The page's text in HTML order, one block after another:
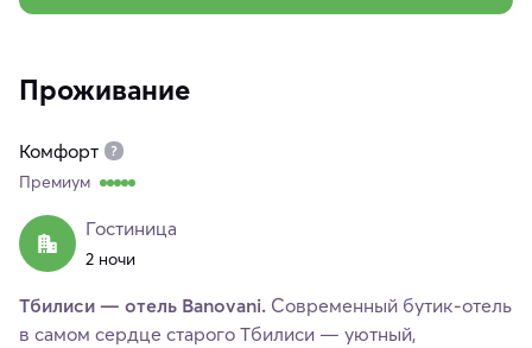
Проживание
Комфорт
Премиум
Гостиница
2 ночи
Тбилиси — отель Banovani. Современный бутик-отель
в самом сердце старого Тбилиси — уютный,